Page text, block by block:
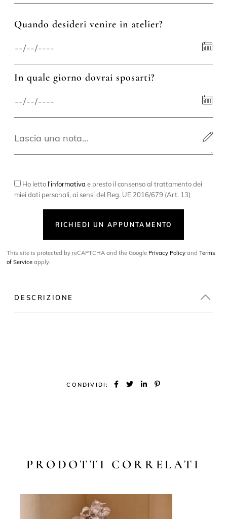
Quando desideri venire in atelier?
In quale giorno dovrai sposarti?
Ho letto l'informativa e presto il consenso al trattamento dei
miei dati personali, ai sensi del Reg. UE 2016/679 (Art. 13)
RICHIEDI UN APPUNTAMENTO
This site is protected by reCAPTCHA and the Google Privacy Policy andTerms
of Service apply.
DESCRIZIONE
CONDIVIDI:
PRODOTTI CORRELATI